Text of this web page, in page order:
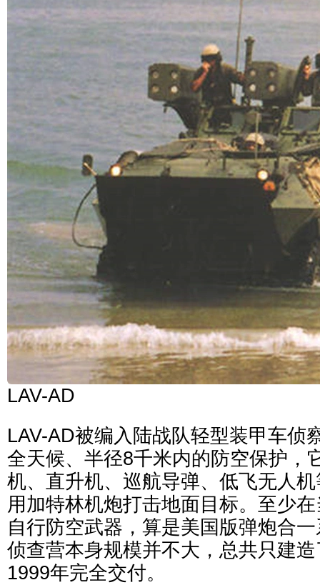
LAV-AD
LAV-AD被编入陆战队轻型装甲车侦
全天候、半径8千米内的防空保护，
机、直升机、巡航导弹、低飞无人
用加特林机炮打击地面目标。至少
自行防空武器，算是美国版弹炮合
侦查营本身规模并不大，总共只建
1999年完全交付。